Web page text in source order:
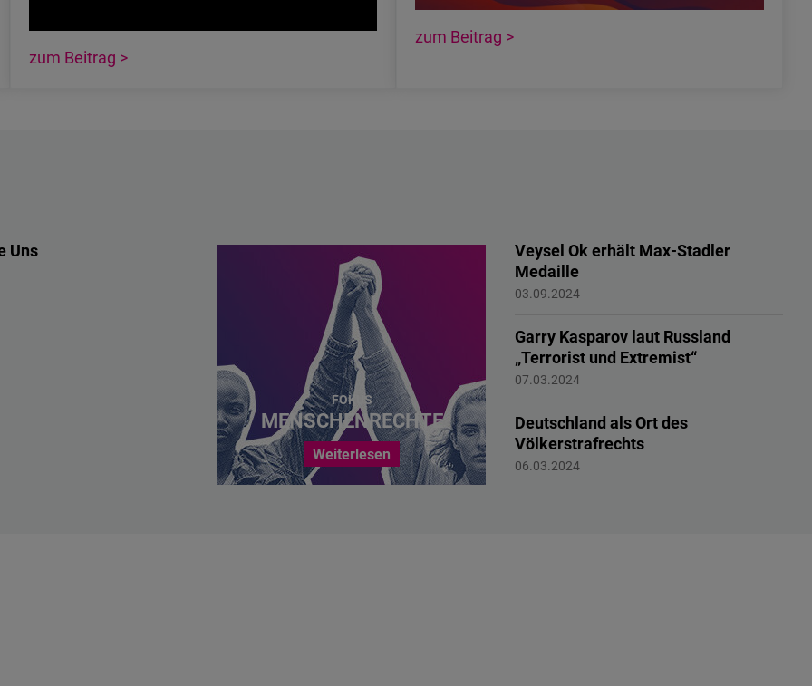
zum Beitrag >
zum Beitrag >
Uns
FOKUS
MENSCHENRECHTE
Weiterlesen
Veysel Ok erhält Max-Stadler
Medaille
Max-Stadler-Medaille
03.09.2024
Garry Kasparov laut Russland
„Terrorist und Extremist“
Menschenrechte
07.03.2024
Deutschland als Ort des
Völkerstrafrechts
Völkerstrafrecht
06.03.2024